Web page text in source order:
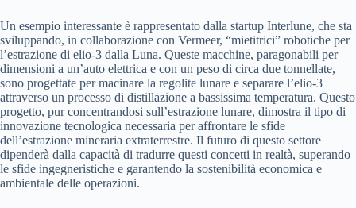
Un esempio interessante è rappresentato dalla startup Interlune, che sta
sviluppando, in collaborazione con Vermeer, “mietitrici” robotiche per
l’estrazione di elio-3 dalla Luna. Queste macchine, paragonabili per
dimensioni a un’auto elettrica e con un peso di circa due tonnellate,
sono progettate per macinare la regolite lunare e separare l’elio-3
attraverso un processo di distillazione a bassissima temperatura. Questo
progetto, pur concentrandosi sull’estrazione lunare, dimostra il tipo di
innovazione tecnologica necessaria per affrontare le sfide
dell’estrazione mineraria extraterrestre. Il futuro di questo settore
dipenderà dalla capacità di tradurre questi concetti in realtà, superando
le sfide ingegneristiche e garantendo la sostenibilità economica e
ambientale delle operazioni.